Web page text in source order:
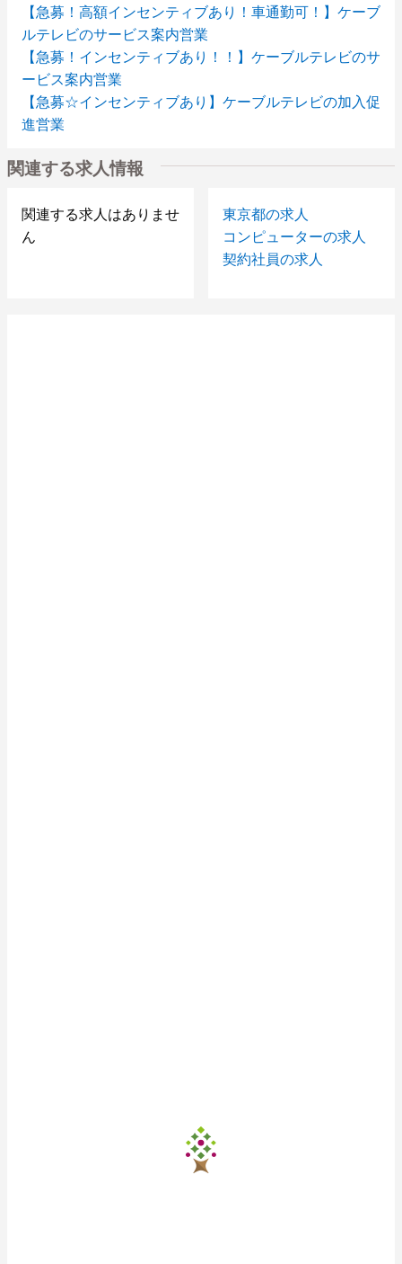
【急募！高額インセンティブあり！車通勤可！】ケーブ
ルテレビのサービス案内営業
【急募！インセンティブあり！！】ケーブルテレビのサ
ービス案内営業
【急募☆インセンティブあり】ケーブルテレビの加入促
進営業
地銀関連システム
システム運用保守
ＪＯＢ監視オペレーション
サッシメーカーでのCAD設計（紹介予定派遣）
関連する求人情報
関連する求人はありませ
ん
東京都の求人
コンピューターの求人
契約社員の求人